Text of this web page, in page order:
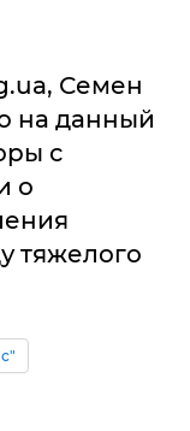
Семен
на данный
с
о
тяжелого